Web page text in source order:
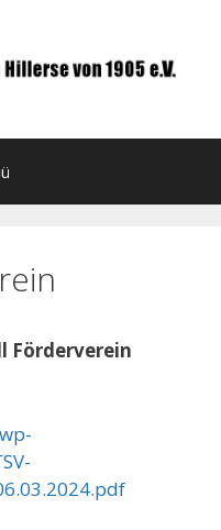
Förderverein